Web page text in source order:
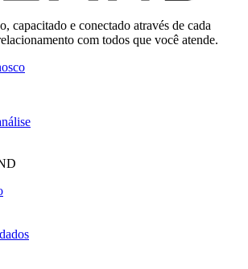
capacitado e conectado através de cada
com todos que você atende.